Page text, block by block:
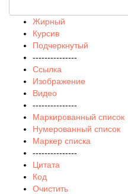
Жирный
Курсив
Подчеркнутый
---------------
Ссылка
Изображение
Видео
---------------
Маркированный список
Нумерованный список
Маркер списка
---------------
Цитата
Код
Очистить